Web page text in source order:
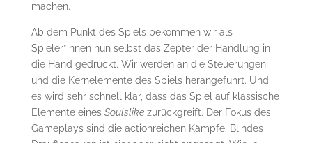
machen.
Ab dem Punkt des Spiels bekommen wir als
Spieler*innen nun selbst das Zepter der Handlung in
die Hand gedrückt. Wir werden an die Steuerungen
und die Kernelemente des Spiels herangeführt. Und
es wird sehr schnell klar, dass das Spiel auf klassische
Elemente eines Soulslikezurückgreift. Der Fokus des
Gameplays sind die actionreichen Kämpfe. Blindes